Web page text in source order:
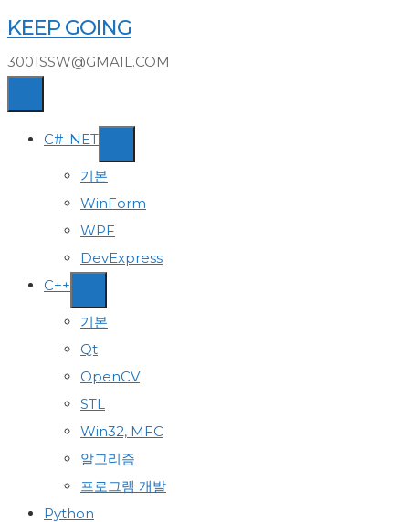
Skip
content
KEEP GOING
3001SSW@GMAIL.COM
C# .NET
기본
WinForm
WPF
DevExpress
C++
기본
Qt
OpenCV
STL
Win32, MFC
알고리즘
프로그램 개발
Python